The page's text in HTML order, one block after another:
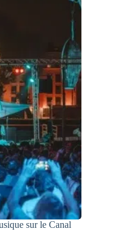
sur le Canal